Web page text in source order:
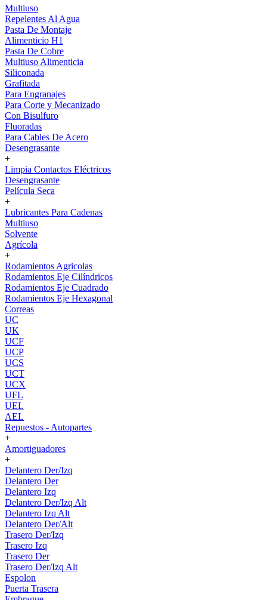
Multiuso
Repelentes Al Agua
Pasta De Montaje
Alimenticio H1
Pasta De Cobre
Multiuso Alimenticia
Siliconada
Grafitada
Para Engranajes
Para Corte y Mecanizado
Con Bisulfuro
Fluoradas
Para Cables De Acero
Desengrasante
+
Limpia Contactos Eléctricos
Desengrasante
Película Seca
+
Lubricantes Para Cadenas
Multiuso
Solvente
Agrícola
+
Rodamientos Agricolas
Rodamientos Eje Cilíndricos
Rodamientos Eje Cuadrado
Rodamientos Eje Hexagonal
Correas
UC
UK
UCF
UCP
UCS
UCT
UCX
UFL
UEL
AEL
Repuestos - Autopartes
+
Amortiguadores
+
Delantero Der/Izq
Delantero Der
Delantero Izq
Delantero Der/Izq Alt
Delantero Izq Alt
Delantero Der/Alt
Trasero Der/Izq
Trasero Izq
Trasero Der
Trasero Der/Izq Alt
Espolon
Puerta Trasera